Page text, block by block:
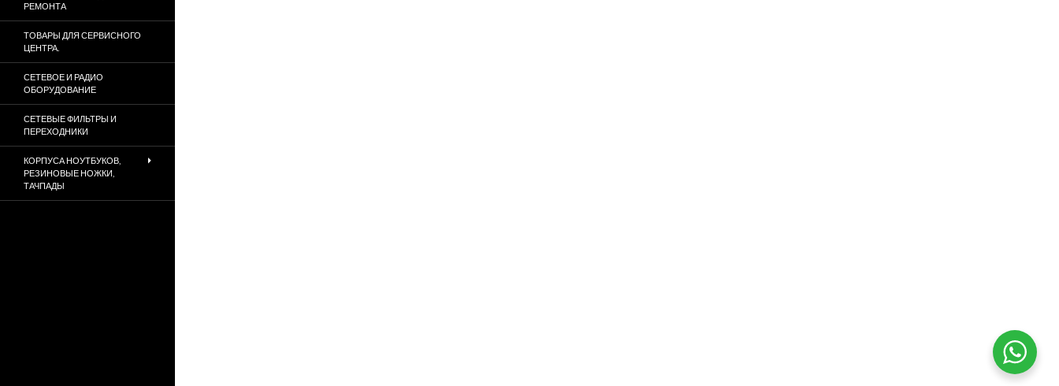
РЕМОНТА
ТОВАРЫ ДЛЯ СЕРВИСНОГО
ЦЕНТРА.
СЕТЕВОЕ И РАДИО
ОБОРУДОВАНИЕ
СЕТЕВЫЕ ФИЛЬТРЫ И
ПЕРЕХОДНИКИ
КОРПУСА НОУТБУКОВ,
РЕЗИНОВЫЕ НОЖКИ,
ТАЧПАДЫ